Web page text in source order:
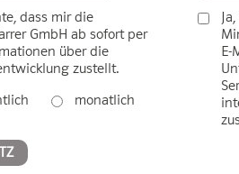
dass mir die
GmbH ab sofort per
über die
zustellt.
monatlich
E-